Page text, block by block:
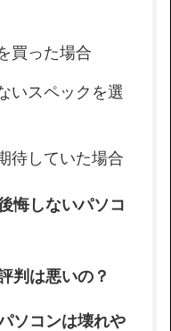
買った場合
スペックを選
していた場合
悔しないパソコ
判は悪いの？
ソコンは壊れや